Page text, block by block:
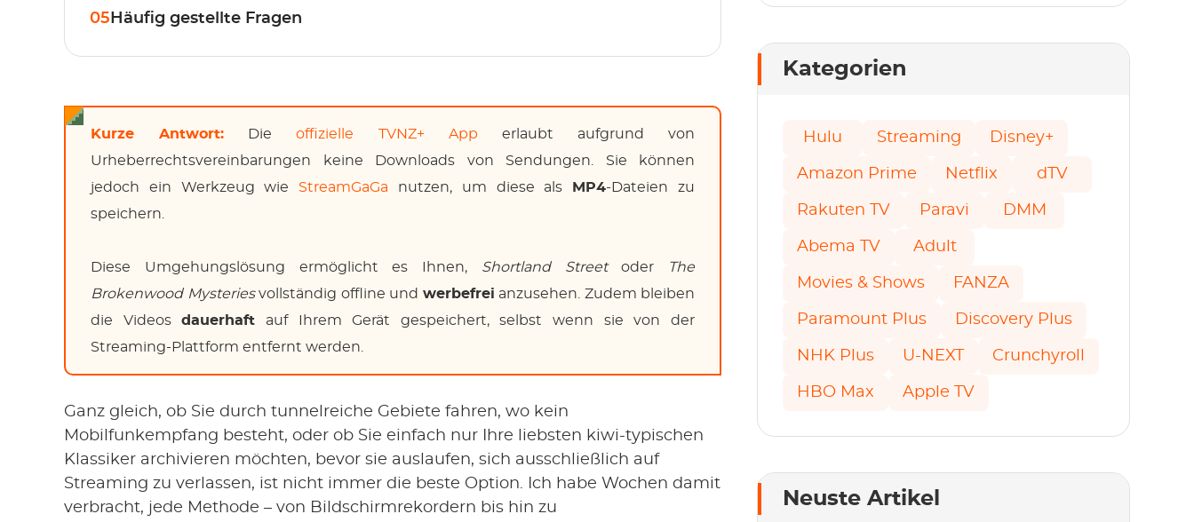
05 Häufig gestellte Fragen
Kurze Antwort: Dieoffizielle TVNZ+ App erlaubt aufgrund von
Urheberrechtsvereinbarungen keine Downloads von Sendungen. Sie können
jedoch ein Werkzeug wie StreamGaGa nutzen, um diese als MP4-Dateien zu
speichern.
Diese Umgehungslösung ermöglicht es Ihnen, Shortland Streetoder
The
Brokenwood Mysteriesvollständig offline und werbefrei anzusehen. Zudem bleiben
die Videosdauerhaft auf Ihrem Gerät gespeichert, selbst wenn sie von der
Streaming-Plattform entfernt werden.
Ganz gleich, ob Sie durch tunnelreiche Gebiete fahren, wo kein
Mobilfunkempfang besteht, oder ob Sie einfach nur Ihre liebsten kiwi-typischen
Klassiker archivieren möchten, bevor sie auslaufen, sich ausschließlich auf
Streaming zu verlassen, ist nicht immer die beste Option. Ich habe Wochen damit
verbracht, jede Methode – von Bildschirmrekordern bis hin zu
Kategorien
Hulu Streaming Disney+
Amazon Prime Netflix dTV
Rakuten TV Paravi DMM
Abema TV Adult
Movies & Shows FANZA
Paramount Plus Discovery Plus
NHK Plus U-NEXT Crunchyroll
HBO Max Apple TV
Neuste Artikel